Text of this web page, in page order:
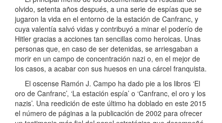
olvido, setenta años después, a una serie de espías que se
jugaron la vida en el entorno de la estación de Canfranc, y
cuya valentía salvó vidas y contribuyó a minar el poderío de
Hitler gracias a acciones tan sencillas como heroicas. Unas
personas que, en caso de ser detenidas, se arriesgaban a
morir en un campo de concentración nazi o, en el mejor de
los casos, a acabar con sus huesos en una cárcel franquista.
El oscense Ramón J. Campo ha dado pie a los libros ‘El
oro de Canfranc’, ‘La estación espía’ o ‘Canfranc, el oro y los
nazis’. Una reedición de este último ha doblado en este 2015
el número de páginas a la publicación de 2002 para ofrecer